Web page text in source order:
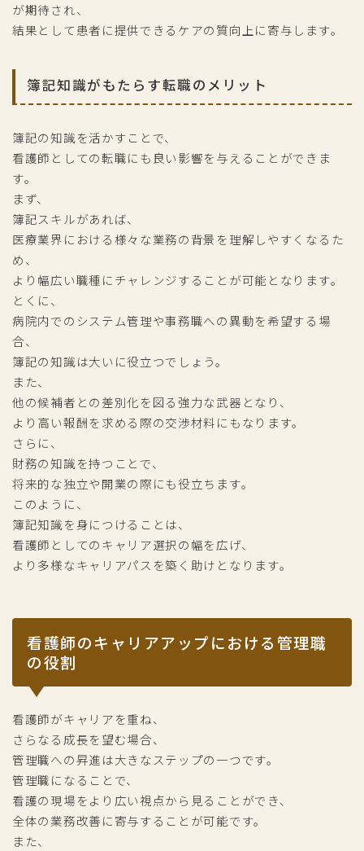
が期待され、
結果として患者に提供できるケアの質向上に寄与します。
簿記知識がもたらす転職のメリット
簿記の知識を活かすことで、
看護師としての転職にも良い影響を与えることができま
す。
まず、
簿記スキルがあれば、
医療業界における様々な業務の背景を理解しやすくなるた
め、
より幅広い職種にチャレンジすることが可能となります。
とくに、
病院内でのシステム管理や事務職への異動を希望する場
合、
簿記の知識は大いに役立つでしょう。
また、
他の候補者との差別化を図る強力な武器となり、
より高い報酬を求める際の交渉材料にもなります。
さらに、
財務の知識を持つことで、
将来的な独立や開業の際にも役立ちます。
このように、
簿記知識を身につけることは、
看護師としてのキャリア選択の幅を広げ、
より多様なキャリアパスを築く助けとなります。
看護師のキャリアアップにおける管理職
の役割
看護師がキャリアを重ね、
さらなる成長を望む場合、
管理職への昇進は大きなステップの一つです。
管理職になることで、
看護の現場をより広い視点から見ることができ、
全体の業務改善に寄与することが可能です。
また、